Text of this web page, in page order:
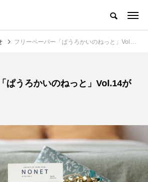
フリーペーパー「ぱうろかいのねっと」Vol.14が発行されます
ぱうろかいのねっと」Vol.14が